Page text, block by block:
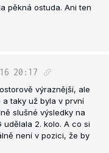
pěkná ostuda. Ani ten
20:17
výraznější, ale
taky už byla v první
slušné výsledky na
udělala 2. kolo. A co si
není v pozici, že by